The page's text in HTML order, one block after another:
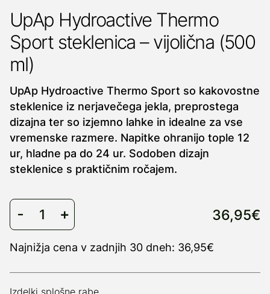
UpAp Hydroactive Thermo
Sport steklenica – vijolična (500
ml)
UpAp Hydroactive Thermo Sport so kakovostne
steklenice iz nerjavečega jekla, preprostega
dizajna ter so izjemno lahke in idealne za vse
vremenske razmere. Napitke ohranijo tople 12
ur, hladne pa do 24 ur. Sodoben dizajn
steklenice s praktičnim ročajem.
36,95€
Najnižja cena v zadnjih 30 dneh: 36,95€
Izdelki splošne rabe